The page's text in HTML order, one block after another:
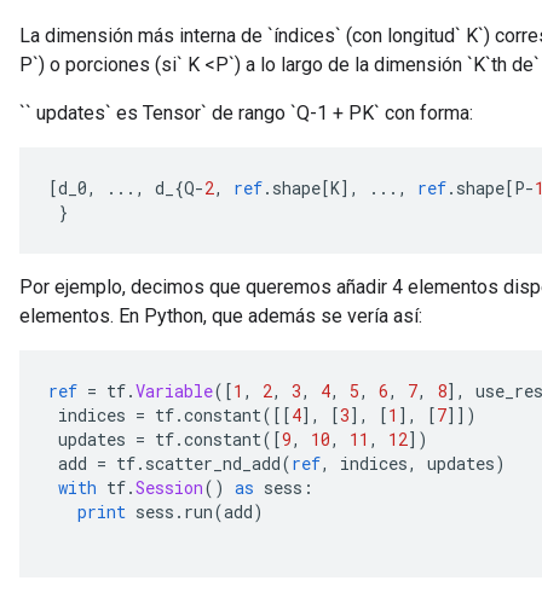
La dimensión más interna de `índices` (con longitud` K`)
P`) o porciones (si` K <P`) a lo largo de la dimensión `K`th
`` updates` es Tensor` de rango `Q-1 + PK` con forma:
[d_0, ..., d_ {Q-2, ref. shape[K], ..., ref. shape[P-
}
Por ejemplo, decimos que queremos añadir 4 elementos
elementos. En Python, que además se vería así:
ref = tf.Variable([1 , 2, 3, 4, 5, 6, 7, 8],
indices = tf.constant([[4], [3], [1 ], [7]])
updates = tf.constant([9, 10, 11 , 12])
add = tf. scatter_nd_add(ref, indices, updates)
with tf.Session() as sess :
print sess . run(add)